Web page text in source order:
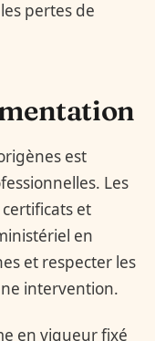
pertes de
est
Les
et
en
et respecter les
intervention.
en vigueur fixé